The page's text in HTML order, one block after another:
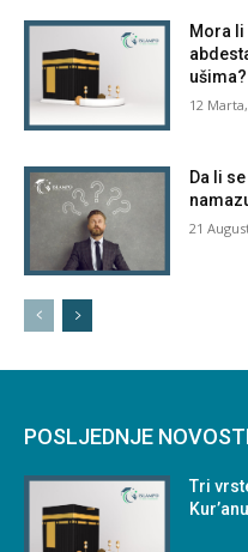
Mora
ušima?
12
Da li
21
POSLJEDNJE
Tri